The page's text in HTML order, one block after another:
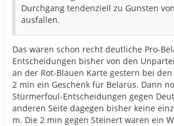
Durchgang tendenziell zu Gunsten
ausfallen.
Das waren schon recht deutliche Pro-
Entscheidungen bisher von den
an der Rot-Blauen Karte gestern bei
2 min ein Geschenk für Belarus. Dann
Stürmerfoul-Entscheidungen gegen
anderen Seite dagegen bisher keine
m. Die 2 min gegen Steinert waren ein